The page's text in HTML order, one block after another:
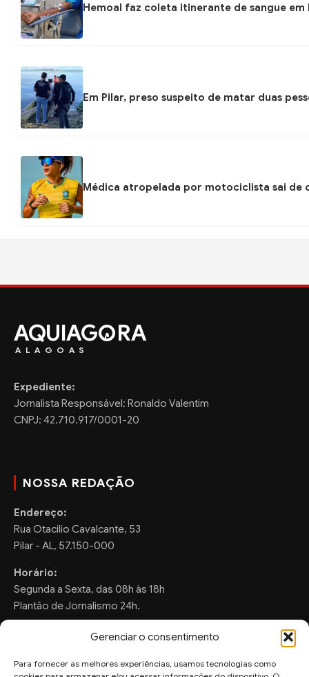
Gerenciar o consentimento
Para fornecer as melhores experiências, usamos tecnologias como
Hemoal faz coleta itinerante de sangue em
Em Pilar, preso suspeito de matar duas
Médica atropelada por motociclista sai de
AQUIAG RA
ALAGOAS
Expediente:
Jornalista Responsável: Ronaldo Valentim
CNPJ: 42.710.917/0001-20
NOSSA REDAÇÃO
Endereço:
Rua Otacilio Cavalcante, 53
Pilar - AL, 57.150-000
Horário:
Segunda a Sexta, das 08h às 18h
Plantão de Jornalismo 24h.
FALE CONOSCO